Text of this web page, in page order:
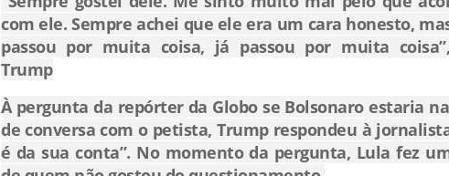
com ele. Sempre achei que ele era um cara honesto,
passou por muita coisa, já passou por muita
Trump
À pergunta da repórter da Globo se Bolsonaro estaria
de conversa com o petista, Trump respondeu à
é da sua conta”. No momento da pergunta, Lula fez